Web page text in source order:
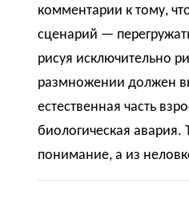
комментарии к тому,
сценарий —
рисуя исключительно
размножении должен
естественная часть
биологическая авария.
понимание, а из